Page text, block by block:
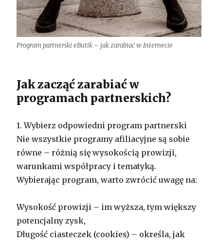
Program partnerski eButik – jak zarabiać w Internecie
Jak zacząć zarabiać w
programach partnerskich?
1. Wybierz odpowiedni program partnerski
Nie wszystkie programy afiliacyjne są sobie
równe – różnią się wysokością prowizji,
warunkami współpracy i tematyką.
Wybierając program, warto zwrócić uwagę na:
Wysokość prowizji – im wyższa, tym większy
potencjalny zysk,
Długość ciasteczek (cookies) – określa, jak